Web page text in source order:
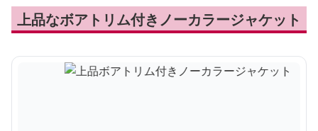
上品なボアトリム付きノーカラージャケット